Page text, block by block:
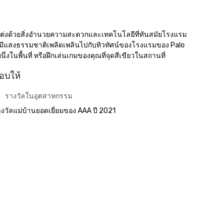
งด้วยสิ่งอำนวยความสะดวกและเทคโนโลยีที่ทันสมัยโรงแรม
สงธรรมชาติเพลิดเพลินไปกับทิวทัศน์ของโรงแรมของ Palo
งในพื้นที่ หรือฝึกเล่นเกมของคุณที่จุดสีเขียวในสถานที่
บให้
รางวัลในอุตสาหกรรม
วัลแม่บ้านยอดเยี่ยมของ AAA ปี 2021